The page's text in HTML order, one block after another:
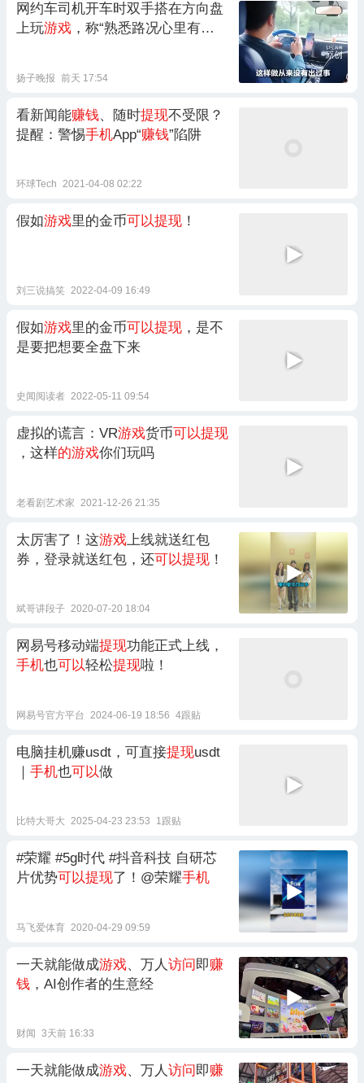
网约车司机开车时双手搭在方向盘
上玩游戏 ，称“熟悉路况心里有
警回应
扬子晚报 前天 17:54
看新闻能赚钱、随时提现不受限？
提醒：警惕手机App“赚钱”陷阱
环球Tech 2021-04-08 02:22
假如游戏里的金币可以提现 ！
刘三说搞笑 2022-04-09 16:49
假如游戏里的金币可以提现 ，是不
是要把想要全盘下来
史闻阅读者 2022-05-11 09:54
虚拟的谎言：VR游戏货币可以提现
，这样的游戏你们玩吗
老看剧艺术家 2021-12-26 21:35
太厉害了！这游戏上线就送红包
券，登录就送红包，还可以提现 ！
斌哥讲段子 2020-07-20 18:04
网易号移动端提现功能正式上线，
手机也可以轻松提现啦！
网易号官方平台 2024-06-19 18:56 4跟贴
电脑挂机赚usdt，可直接提现usdt
｜ 手机也可以做
比特大哥大 2025-04-23 23:53 1跟贴
#荣耀 #5g时代 #抖音科技 自研芯
片优势可以提现了！@荣耀手机
马飞爱体育 2020-04-29 09:59
一天就能做成游戏、万人 访问即赚
钱 ，AI创作者的生意经
财闻 3天前 16:33
一天就能做成游戏、万人访问 即赚